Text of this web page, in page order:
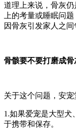
道理上来说，骨灰
上的考量或睡眠问
因骨灰引发家人之
骨骸要不要打磨成骨
关于这个问题，安宠
1.如果爱宠是大型犬
于携带和保存。